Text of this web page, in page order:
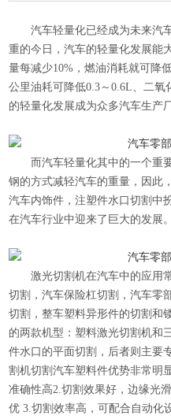
汽车轻量化已经成为未来汽
重的今日，汽车的轻量化发展能
量每减少10%，燃油消耗就可降
公里油耗可降低0.3～0.6L、二氧
的轻量化发展成为众多汽车生产
而汽车轻量化其中的一个重
钢的方式减轻汽车的重量，因此
汽车内饰件，注塑件水口切割中
在汽车行业中迎来了巨大的发展。
激光切割机在汽车中的应用
切割，汽车保险杠切割，汽车零
切割，整车塑料异形件的切割和
的两款机型：塑料激光切割机和
件水口的平面切割，后者则主要
割机切割汽车塑料件优势非常明
准确性高2.切割效果好，边缘光
优 3.切割效率高，可配合自动化